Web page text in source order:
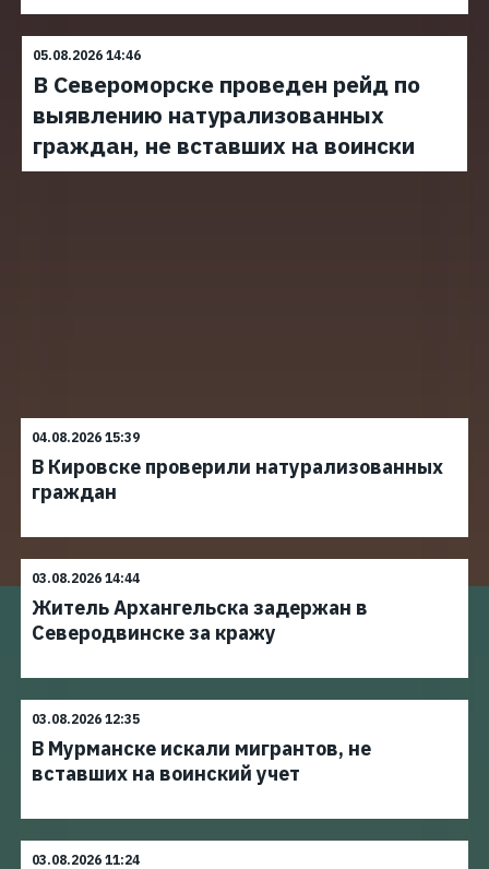
05.08.2026 14:46
В Североморске проведен рейд по
выявлению натурализованных
граждан, не вставших на воински
04.08.2026 15:39
В Кировске проверили натурализованных
граждан
03.08.2026 14:44
Житель Архангельска задержан в
Северодвинске за кражу
03.08.2026 12:35
В Мурманске искали мигрантов, не
вставших на воинский учет
03.08.2026 11:24